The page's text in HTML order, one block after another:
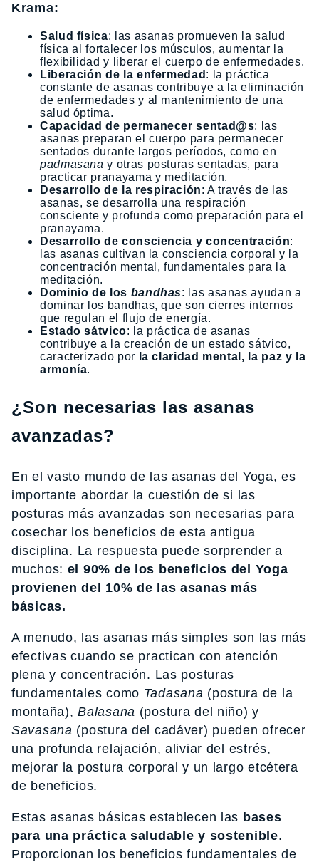
Krama:
Salud física: las asanas promueven la salud
física al fortalecer los músculos, aumentar la
flexibilidad y liberar el cuerpo de enfermedades.
Liberación de la enfermedad : la práctica
constante de asanas contribuye a la eliminación
de enfermedades y al mantenimiento de una
salud óptima.
Capacidad de permanecer sentad@s: las
asanas preparan el cuerpo para permanecer
sentados durante largos períodos, como en
padmasana y otras posturas sentadas, para
practicar pranayama y meditación.
Desarrollo de la respiración: A través de las
asanas, se desarrolla una respiración
consciente y profunda como preparación para el
pranayama.
Desarrollo de consciencia y concentración:
las asanas cultivan la consciencia corporal y la
concentración mental, fundamentales para la
meditación.
Dominio de los bandhas: las asanas ayudan a
dominar los bandhas, que son cierres internos
que regulan el flujo de energía.
Estado sátvico: la práctica de asanas
contribuye a la creación de un estado sátvico,
caracterizado por la claridad mental, la paz y la
armonía.
¿Son necesarias las asanas
avanzadas?
En el vasto mundo de las asanas del Yoga, es
importante abordar la cuestión de si las
posturas más avanzadas son necesarias para
cosechar los beneficios de esta antigua
disciplina. La respuesta puede sorprender a
muchos: el 90% de los beneficios del Yoga
provienen del 10% de las asanas más
básicas.
A menudo, las asanas más simples son las más
efectivas cuando se practican con atención
plena y concentración. Las posturas
fundamentales como Tadasana (postura de la
montaña),Balasana (postura del niño) y
Savasana (postura del cadáver) pueden ofrecer
una profunda relajación, aliviar del estrés,
mejorar la postura corporal y un largo etcétera
de beneficios.
Estas asanas básicas establecen las bases
para una práctica saludable y sostenible.
Proporcionan los beneficios fundamentales de